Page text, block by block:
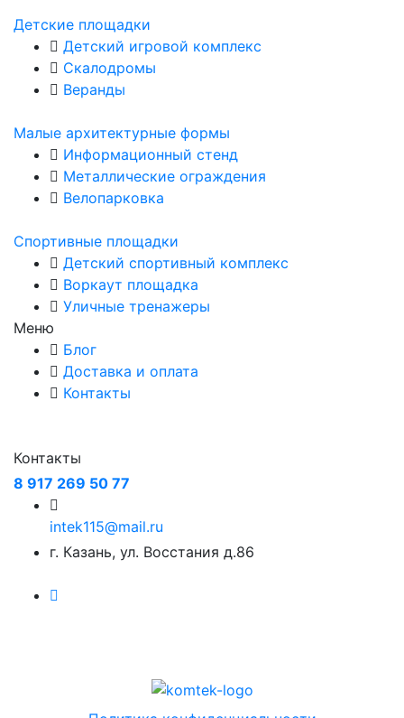
Детские площадки
Детский игровой комплекс
Скалодромы
Веранды
Малые архитектурные формы
Информационный стенд
Металлические ограждения
Велопарковка
Спортивные площадки
Детский спортивный комплекс
Воркаут площадка
Уличные тренажеры
Меню
Блог
Доставка и оплата
Контакты
Контакты
8 917 269 50 77
intek115@mail.ru
г. Казань, ул. Восстания д.86